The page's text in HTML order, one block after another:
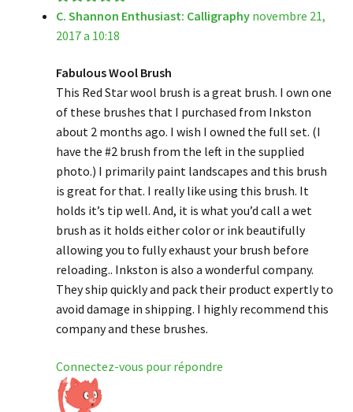
Note5sur 5
C. Shannon Enthusiast: Calligraphy novembre 21,
2017 a 10:18
Fabulous Wool Brush
This Red Star wool brush is a great brush. I own one
of these brushes that I purchased from Inkston
about 2 months ago. I wish I owned the full set. (I
have the #2 brush from the left in the supplied
photo.) I primarily paint landscapes and this brush
is great for that. I really like using this brush. It
holds it’s tip well. And, it is what you’d call a wet
brush as it holds either color or ink beautifully
allowing you to fully exhaust your brush before
reloading.. Inkston is also a wonderful company.
They ship quickly and pack their product expertly to
avoid damage in shipping. I highly recommend this
company and these brushes.
Connectez-vous pour répondre